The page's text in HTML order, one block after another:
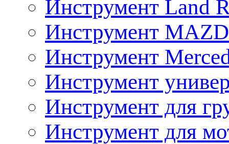
Инструмент Land
Инструмент
Инструмент
Инструмент
Инструмент для
Инструмент для